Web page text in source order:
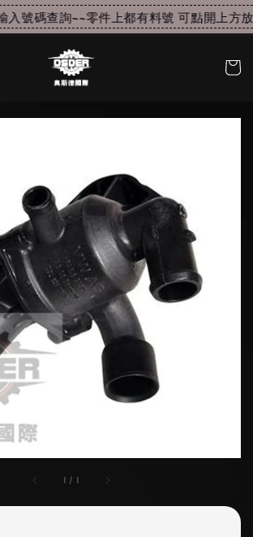
號碼查詢~~零件上都有料號 可點開上方
1 / 1